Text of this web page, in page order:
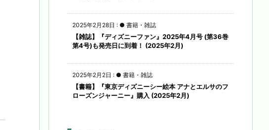
2025年2月28日 : ● 書籍・雑誌
【雑誌】『ディズニーファン』2025年4月号 (第36巻
第4号)も発売日に到着！ (2025年2月)
2025年2月2日 : ● 書籍・雑誌
【書籍】『東京ディズニーシー絵本 アナとエルサのフ
ローズンジャーニー』購入 (2025年2月)